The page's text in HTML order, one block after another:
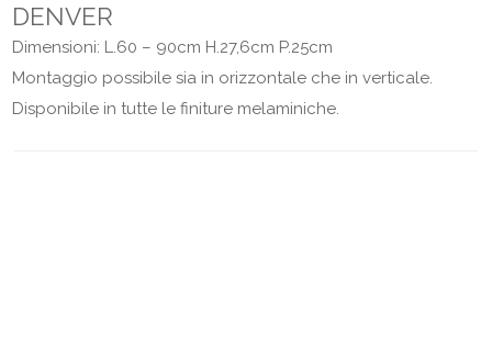
DENVER
Dimensioni: L.60 – 90cm H.27,6cm P.25cm
Montaggio possibile sia in orizzontale che in verticale.
Disponibile in tutte le finiture melaminiche.